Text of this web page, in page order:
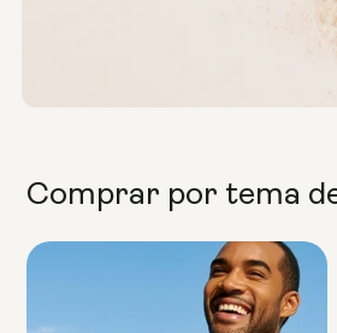
Comprar por tema